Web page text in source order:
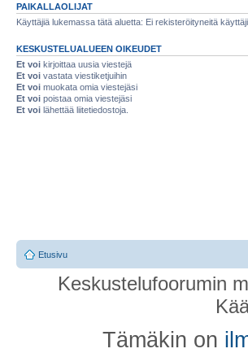
PAIKALLAOLIJAT
Käyttäjiä lukemassa tätä aluetta: Ei rekisteröityneitä
KESKUSTELUALUEEN OIKEUDET
Et voi kirjoittaa uusia viestejä
Et voi vastata viestiketjuihin
Et voi muokata omia viestejäsi
Et voi poistaa omia viestejäsi
Et voi lähettää liitetiedostoja.
Etusivu
Keskustelufoorumin
Tämäkin on